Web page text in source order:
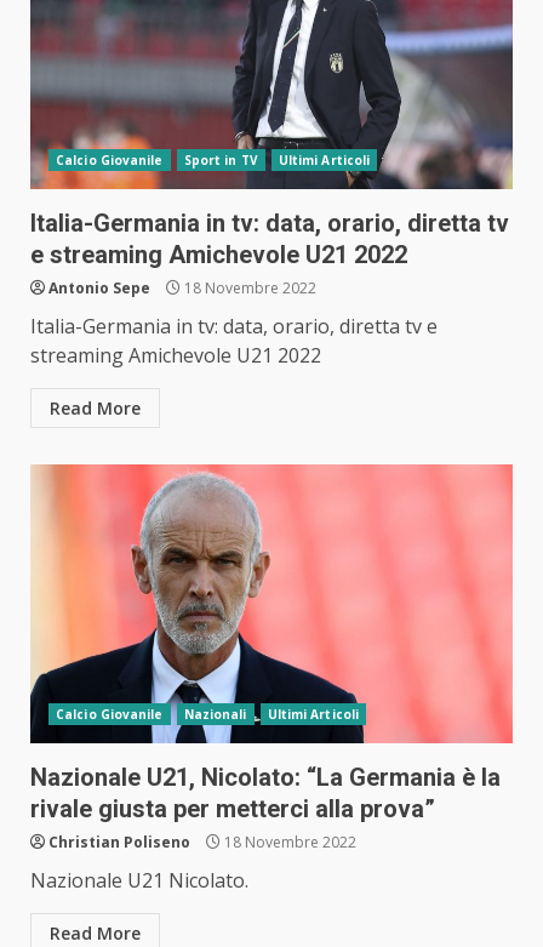
Calcio Giovanile Sport in TV Ultimi Articoli
Italia-Germania in tv: data, orario, diretta tv
e streaming Amichevole U21 2022
Antonio Sepe 18 Novembre 2022
Italia-Germania in tv: data, orario, diretta tv e
streaming Amichevole U21 2022
Read More
Calcio Giovanile Nazionali Ultimi Articoli
Nazionale U21, Nicolato: “La Germania è la
rivale giusta per metterci alla prova”
Christian Poliseno 18 Novembre 2022
Nazionale U21 Nicolato.
Read More